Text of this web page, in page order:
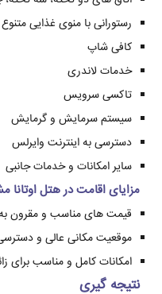
رستورانی با منوی غذایی متنوع
کافی شاپ
خدمات لاندری
تاکسی سرویس
سیستم سرمایش و گرمایش
دسترسی به اینترنت وایرلس
سایر امکانات و خدمات جانبی
مزایای اقامت در هتل اوتانا
قیمت های مناسب و مقرون
موقعیت مکانی عالی و
امکانات کامل و مناسب برای
نتیجه گیری